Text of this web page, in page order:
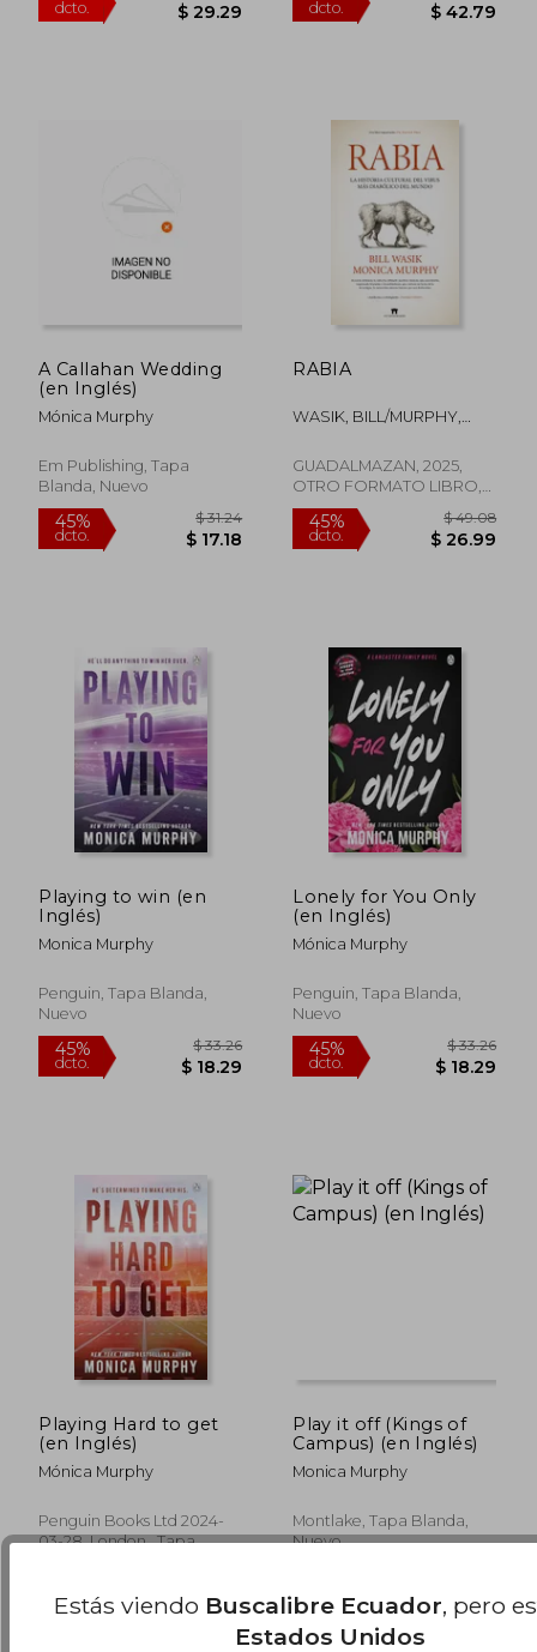
40%
dcto. $ 30.10
40%
dcto.
40% 45%
A Callahan Wedding
(en Inglés)
Mónica Murphy
Em Publishing, Tapa
Blanda, Nuevo
45%
dcto.
$ 31.24
RABIA
WASIK, BILL/MURPHY,
GUADALMAZAN, 2025,
OTRO FORMATO LIBRO,
Nuevo
45%
dcto.
Playing to win (en
Inglés)
Monica Murphy
Penguin, Tapa Blanda,
Nuevo
Lonely for You Only
(en Inglés)
Mónica Murphy
Penguin, Tapa Blanda,
Nuevo
Playing Hard to get
(en Inglés)
Mónica Murphy
Penguin Books Ltd 2024-
03-28, London,, Tapa
Play it off (Kings of
Campus) (en Inglés)
Monica Murphy
Montlake, Tapa Blanda,
Nuevo
Estás viendo Buscalibre Ecuador, pero
Estados Unidos